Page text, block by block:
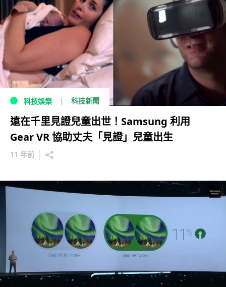
科技娛樂 科技新聞
遠在千里見證兒童出世！Samsung 利用
Gear VR 協助丈夫「見證」兒童出生
11 年前